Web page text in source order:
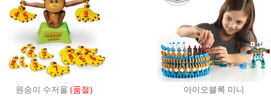
원숭이 수저울 (품절)
아이오블록 미니